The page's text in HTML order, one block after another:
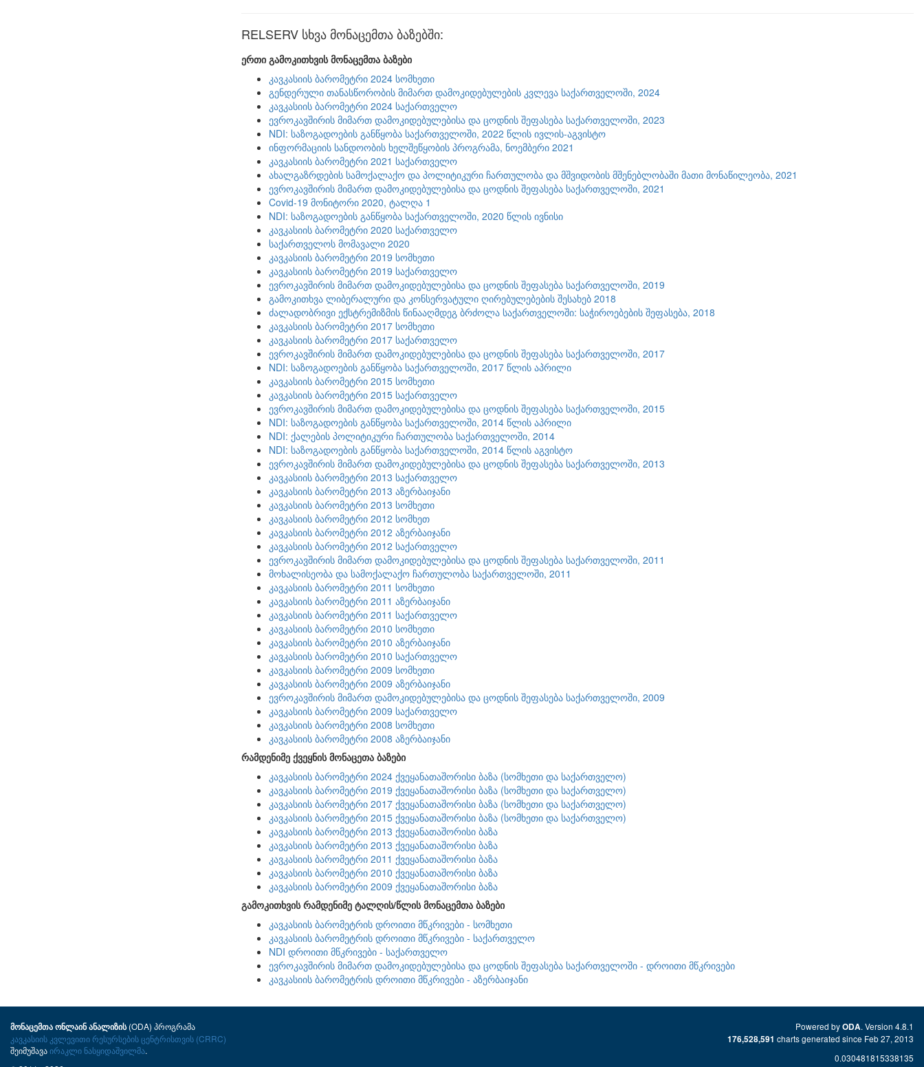
RELSERV სხვა მონაცემთა ბაზებში:
ერთი გამოკითხვის მონაცემთა ბაზები
კავკასიის ბარომეტრი 2024 სომხეთი
გენდერული თანასწორობის მიმართ დამოკიდებულების კვლევა საქართველოში, 2024
კავკასიის ბარომეტრი 2024 საქართველო
ევროკავშირის მიმართ დამოკიდებულებისა და ცოდნის შეფასება საქართველოში, 2023
NDI: საზოგადოების განწყობა საქართველოში, 2022 წლის ივლის-აგვისტო
ინფორმაციის სანდოობის ხელშეწყობის პროგრამა, ნოემბერი 2021
კავკასიის ბარომეტრი 2021 საქართველო
ახალგაზრდების სამოქალაქო და პოლიტიკური ჩართულობა და მშვიდობის მშენებლობაში მათი მონაწილეობა, 2021
ევროკავშირის მიმართ დამოკიდებულებისა და ცოდნის შეფასება საქართველოში, 2021
Covid-19 მონიტორი 2020, ტალღა 1
NDI: საზოგადოების განწყობა საქართველოში, 2020 წლის ივნისი
კავკასიის ბარომეტრი 2020 საქართველო
საქართველოს მომავალი 2020
კავკასიის ბარომეტრი 2019 სომხეთი
კავკასიის ბარომეტრი 2019 საქართველო
ევროკავშირის მიმართ დამოკიდებულებისა და ცოდნის შეფასება საქართველოში, 2019
გამოკითხვა ლიბერალური და კონსერვატული ღირებულებების შესახებ 2018
ძალადობრივი ექსტრემიზმის წინააღმდეგ ბრძოლა საქართველოში: საჭიროებების შეფასება, 2018
კავკასიის ბარომეტრი 2017 სომხეთი
კავკასიის ბარომეტრი 2017 საქართველო
ევროკავშირის მიმართ დამოკიდებულებისა და ცოდნის შეფასება საქართველოში, 2017
NDI: საზოგადოების განწყობა საქართველოში, 2017 წლის აპრილი
კავკასიის ბარომეტრი 2015 სომხეთი
კავკასიის ბარომეტრი 2015 საქართველო
ევროკავშირის მიმართ დამოკიდებულებისა და ცოდნის შეფასება საქართველოში, 2015
NDI: საზოგადოების განწყობა საქართველოში, 2014 წლის აპრილი
NDI: ქალების პოლიტიკური ჩართულობა საქართველოში, 2014
NDI: საზოგადოების განწყობა საქართველოში, 2014 წლის აგვისტო
ევროკავშირის მიმართ დამოკიდებულებისა და ცოდნის შეფასება საქართველოში, 2013
კავკასიის ბარომეტრი 2013 საქართველო
კავკასიის ბარომეტრი 2013 აზერბაიჯანი
კავკასიის ბარომეტრი 2013 სომხეთი
კავკასიის ბარომეტრი 2012 სომხეთ
კავკასიის ბარომეტრი 2012 აზერბაიჯანი
კავკასიის ბარომეტრი 2012 საქართველო
ევროკავშირის მიმართ დამოკიდებულებისა და ცოდნის შეფასება საქართველოში, 2011
მოხალისეობა და სამოქალაქო ჩართულობა საქართველოში, 2011
კავკასიის ბარომეტრი 2011 სომხეთი
კავკასიის ბარომეტრი 2011 აზერბაიჯანი
კავკასიის ბარომეტრი 2011 საქართველო
კავკასიის ბარომეტრი 2010 სომხეთი
კავკასიის ბარომეტრი 2010 აზერბაიჯანი
კავკასიის ბარომეტრი 2010 საქართველო
კავკასიის ბარომეტრი 2009 სომხეთი
კავკასიის ბარომეტრი 2009 აზერბაიჯანი
ევროკავშირის მიმართ დამოკიდებულებისა და ცოდნის შეფასება საქართველოში, 2009
კავკასიის ბარომეტრი 2009 საქართველო
კავკასიის ბარომეტრი 2008 სომხეთი
კავკასიის ბარომეტრი 2008 აზერბაიჯანი
რამდენიმე ქვეყნის მონაცეთა ბაზები
კავკასიის ბარომეტრი 2024 ქვეყანათაშორისი ბაზა (სომხეთი და საქართველო)
კავკასიის ბარომეტრი 2019 ქვეყანათაშორისი ბაზა (სომხეთი და საქართველო)
კავკასიის ბარომეტრი 2017 ქვეყანათაშორისი ბაზა (სომხეთი და საქართველო)
კავკასიის ბარომეტრი 2015 ქვეყანათაშორისი ბაზა (სომხეთი და საქართველო)
კავკასიის ბარომეტრი 2013 ქვეყანათაშორისი ბაზა
კავკასიის ბარომეტრი 2013 ქვეყანათაშორისი ბაზა
კავკასიის ბარომეტრი 2011 ქვეყანათაშორისი ბაზა
კავკასიის ბარომეტრი 2010 ქვეყანათაშორისი ბაზა
კავკასიის ბარომეტრი 2009 ქვეყანათაშორისი ბაზა
გამოკითხვის რამდენიმე ტალღის/წლის მონაცემთა ბაზები
კავკასიის ბარომეტრის დროითი მწკრივები - სომხეთი
კავკასიის ბარომეტრის დროითი მწკრივები - საქართველო
NDI დროითი მწკრივები - საქართველო
ევროკავშირის მიმართ დამოკიდებულებისა და ცოდნის შეფასება საქართველოში - დროითი მწკრივები
კავკასიის ბარომეტრის დროითი მწკრივები - აზერბაიჯანი
მონაცემთა ონლაინ ანალიზის(ODA) პროგრამა
კავკასიის კვლევითი რესურსების ცენტრისთვის (CRRC)
შეიმუშავაირაკლი ნასყიდაშვილმა.
Powered byODA. Version 4.8.1
176,528,591 charts generated since Feb 27, 2013
0.030481815338135